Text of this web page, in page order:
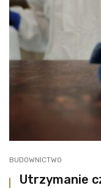
BUDOWNICTWO
Utrzymanie